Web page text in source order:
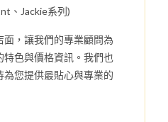
、Jackie系列)
，讓我們的專業顧問為
色與價格資訊。我們也
您提供最貼心與專業的